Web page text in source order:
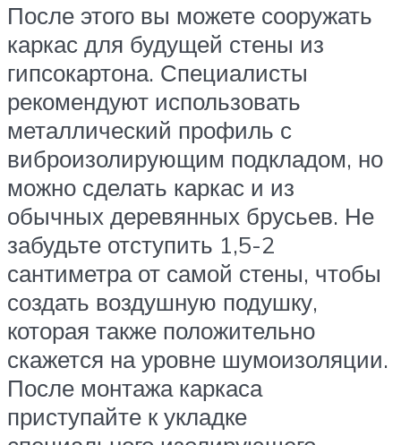
После этого вы можете сооружать
каркас для будущей стены из
гипсокартона. Специалисты
рекомендуют использовать
металлический профиль с
виброизолирующим подкладом, но
можно сделать каркас и из
обычных деревянных брусьев. Не
забудьте отступить 1,5-2
сантиметра от самой стены, чтобы
создать воздушную подушку,
которая также положительно
скажется на уровне шумоизоляции.
После монтажа каркаса
приступайте к укладке